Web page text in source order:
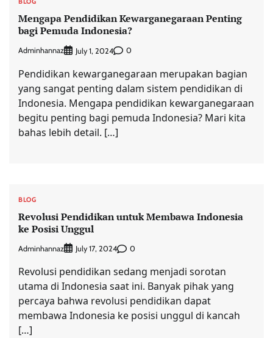
Mengapa Pendidikan Kewarganegaraan Penting
bagi Pemuda Indonesia?
Adminhannaz July 1, 2024 0
Pendidikan kewarganegaraan merupakan bagian
yang sangat penting dalam sistem pendidikan di
Indonesia. Mengapa pendidikan kewarganegaraan
begitu penting bagi pemuda Indonesia? Mari kita
bahas lebih detail. […]
BLOG
Revolusi Pendidikan untuk Membawa Indonesia
ke Posisi Unggul
Adminhannaz July 17, 2024 0
Revolusi pendidikan sedang menjadi sorotan
utama di Indonesia saat ini. Banyak pihak yang
percaya bahwa revolusi pendidikan dapat
membawa Indonesia ke posisi unggul di kancah
[…]